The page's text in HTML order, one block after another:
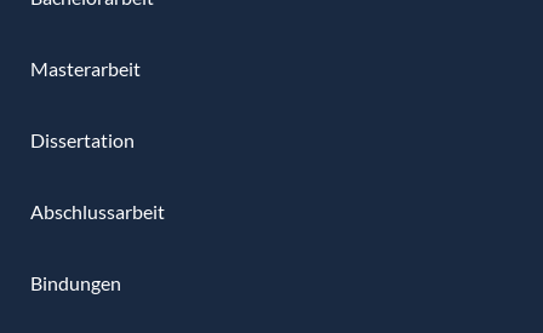
Masterarbeit
Dissertation
Abschlussarbeit
Bindungen